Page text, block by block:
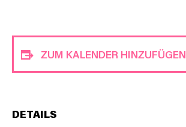
ZUM KALENDER HINZUFÜGEN
DETAILS